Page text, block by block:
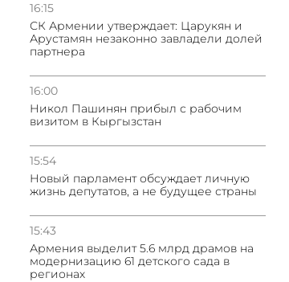
16:15
СК Армении утверждает: Царукян и
Арустамян незаконно завладели долей
партнера
16:00
Никол Пашинян прибыл с рабочим
визитом в Кыргызстан
15:54
Новый парламент обсуждает личную
жизнь депутатов, а не будущее страны
15:43
Армения выделит 5.6 млрд драмов на
модернизацию 61 детского сада в
регионах